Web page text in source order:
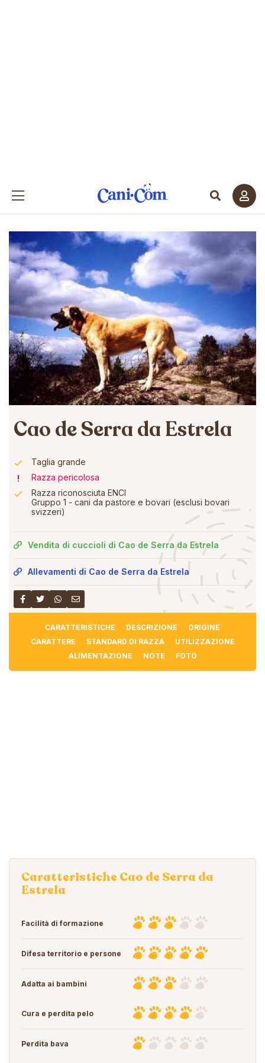
Cao de Serra da Estrela
Taglia grande
Razza pericolosa
Razza riconosciuta ENCI
Gruppo 1 - cani da pastore e bovari (esclusi bovari
svizzeri)
Vendita di cuccioli di Cao de Serra da Estrela
Allevamenti di Cao de Serra da Estrela
CARATTERISTICHE DESCRIZIONE
ORIGINE
CARATTERE
STANDARD DI RAZZA
UTILIZZAZIONE
ALIMENTAZIONE
NOTE FOTO
Caratteristiche Cao de Serra da
Estrela
Facilità di formazione
Difesa territorio e persone
Adatta ai bambini
Cura e perdita pelo
Perdita bava